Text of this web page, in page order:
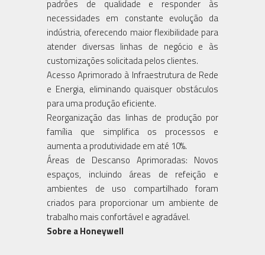
padrões de qualidade e responder às
necessidades em constante evolução da
indústria, oferecendo maior flexibilidade para
atender diversas linhas de negócio e às
customizações solicitada pelos clientes.
Acesso Aprimorado à Infraestrutura de Rede
e Energia, eliminando quaisquer obstáculos
para uma produção eficiente.
Reorganização das linhas de produção por
família que simplifica os processos e
aumenta a produtividade em até 10%.
Áreas de Descanso Aprimoradas: Novos
espaços, incluindo áreas de refeição e
ambientes de uso compartilhado foram
criados para proporcionar um ambiente de
trabalho mais confortável e agradável.
Sobre a Honeywell